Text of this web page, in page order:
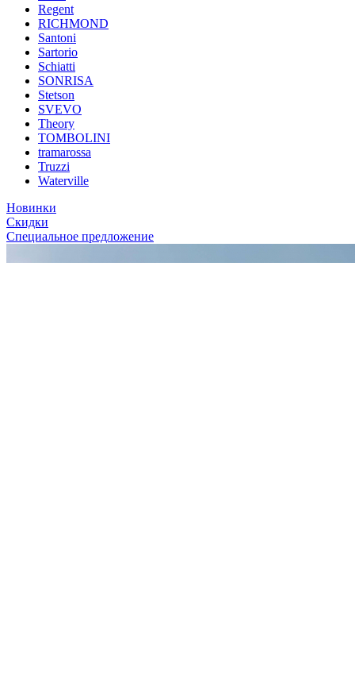
Regent
RICHMOND
Santoni
Sartorio
Schiatti
SONRISA
Stetson
SVEVO
Theory
TOMBOLINI
tramarossa
Truzzi
Waterville
Новинки
Скидки
Специальное предложение